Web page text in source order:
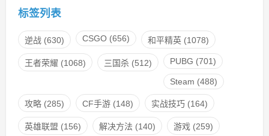
标签列表
逆战(630) CSGO(656) 和平精英(1078)
王者荣耀 (1068) 三国杀(512) PUBG (701)
Steam (488)
攻略(285) CF手游(148) 实战技巧(164)
英雄联盟 (156) 解决方法 (140) 游戏 (259)